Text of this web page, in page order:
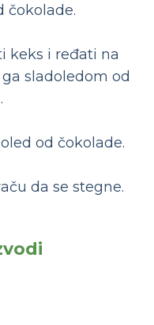
čokolade.
keks i ređati na
sladoledom od
od čokolade.
da se stegne.